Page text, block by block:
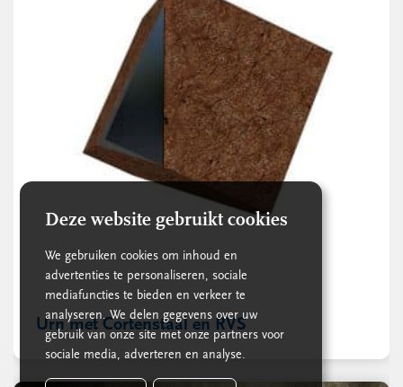
Urn met Cortenstaal en RVS
Deze website gebruikt cookies
We gebruiken cookies om inhoud en
advertenties te personaliseren, sociale
mediafuncties te bieden en verkeer te
analyseren. We delen gegevens over uw
gebruik van onze site met onze partners voor
sociale media, adverteren en analyse.